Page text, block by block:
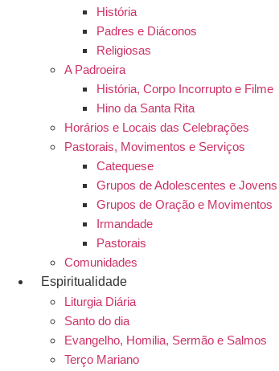
História
Padres e Diáconos
Religiosas
A Padroeira
História, Corpo Incorrupto e Filme
Hino da Santa Rita
Horários e Locais das Celebrações
Pastorais, Movimentos e Serviços
Catequese
Grupos de Adolescentes e Jovens
Grupos de Oração e Movimentos
Irmandade
Pastorais
Comunidades
Espiritualidade
Liturgia Diária
Santo do dia
Evangelho, Homilia, Sermão e Salmos
Terço Mariano